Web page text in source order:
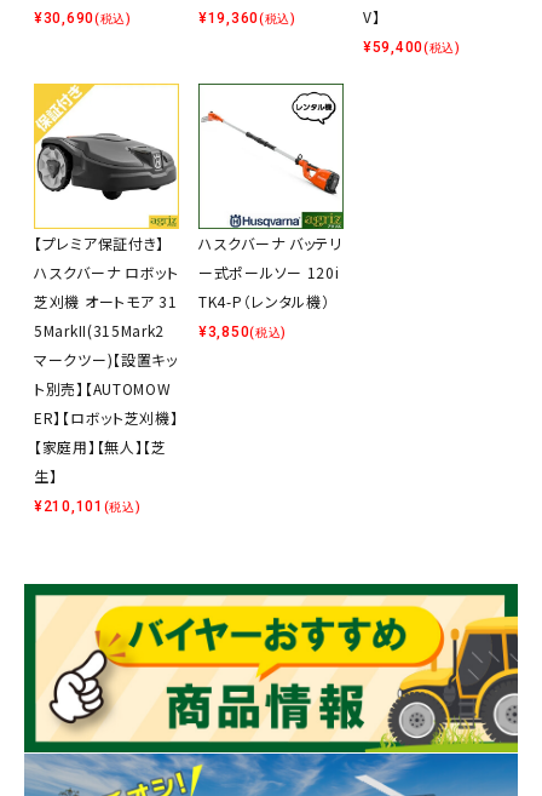
¥30,690(税込) ¥19,360(税込)
V】
¥59,400(税込)
【プレミア保証付き】
ハスクバーナ ロボット
芝刈機 オートモア 31
5MarkII(315Mark2
マークツー)【設置キッ
ト別売】【AUTOMOW
ER】【ロボット芝刈機】
【家庭用】【無人】【芝
生】
¥210,101 (税込)
ハスクバーナ バッテリ
ー式ポールソー 120i
TK4-P（レンタル機）
¥3,850(税込)